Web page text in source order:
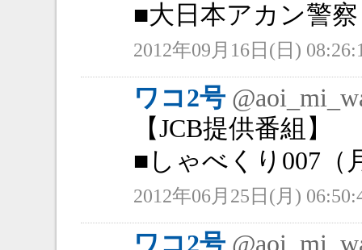
■大日本アカン警
2012年09月16日(日)
ワコ2号
【JCB提供番組】
■しゃべくり007（
2012年06月25日(月)
ワコ2号